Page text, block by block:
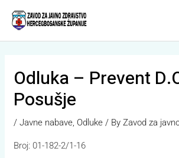
content
Odluka – Prevent
Posušje
/Javne nabave, Odluke / ByZavod za
Broj: 01-182-2/1-16